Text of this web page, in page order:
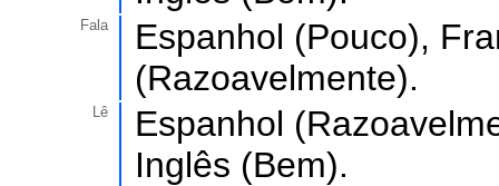
Fala
Espanhol (Pouco),
(Razoavelmente).
Lê
Espanhol
Inglês (Bem).